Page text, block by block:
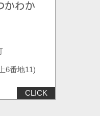
かわか
6番地11)